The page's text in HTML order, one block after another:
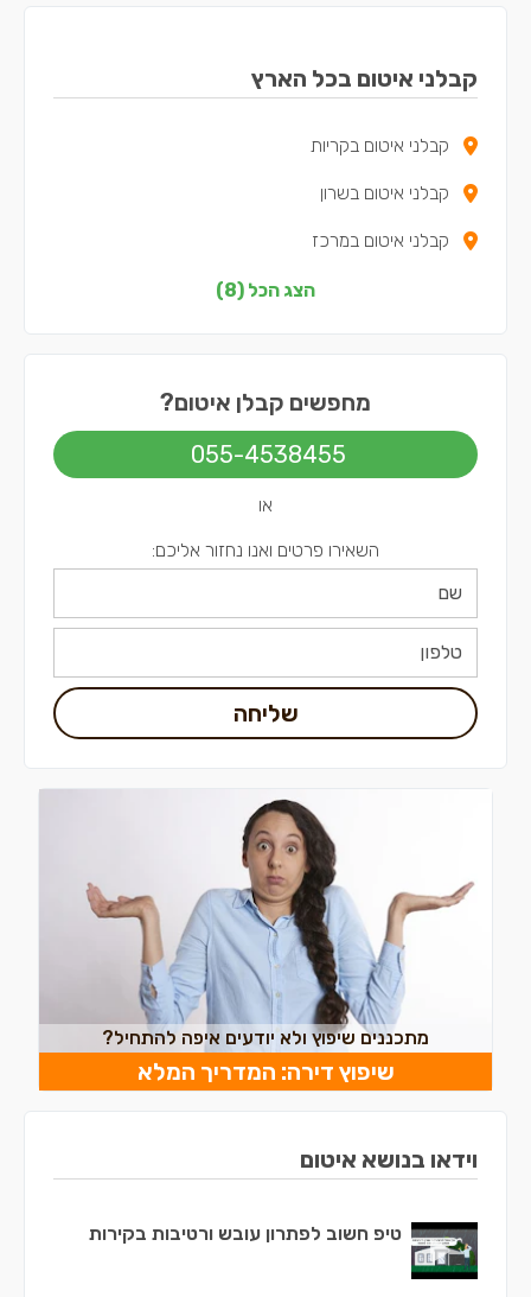
קבלני איטום בכל הארץ
קבלני איטום בקריות
קבלני איטום בשרון
קבלני איטום במרכז
קבלני איטום בדרום
קבלני איטום בירושלים
קבלני איטום בתל אביב
הצג הכל (8)
מחפשים קבלן איטום?
055-4538455
או
השאירו פרטים ואנו נחזור אליכם:
שליחה
מתכננים שיפוץ ולא יודעים איפה להתחיל?
שיפוץ דירה: המדריך המלא
וידאו בנושא איטום
טיפ חשוב לפתרון עובש ורטיבות בקירות